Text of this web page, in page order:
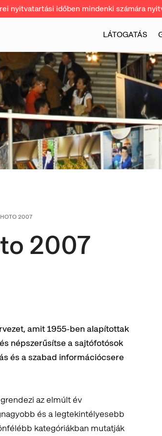
nyitvatartási időben mindenki számára
LÁTOGATÁS
2007
2007
amit 1955-ben alapítottak
népszerűsítse a sajtófotósok
és a szabad információcsere
az elmúlt év
és a legtekintélyesebb
kategóriákban mutatják